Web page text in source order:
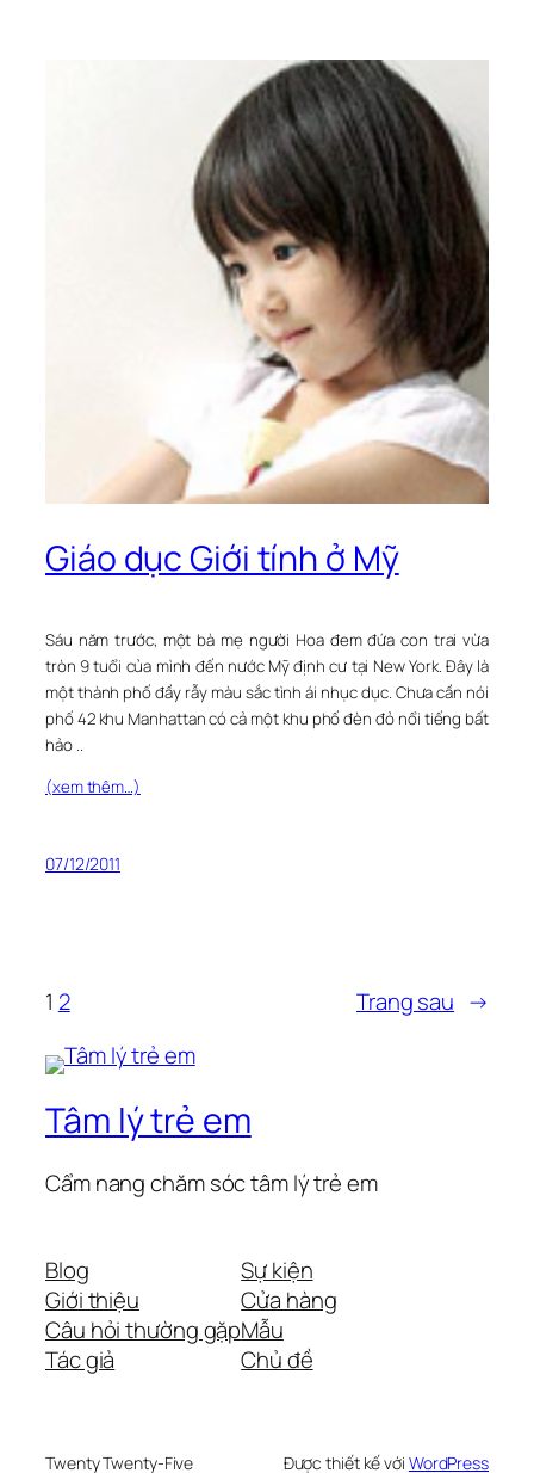
Giáo dục Giới tính ở Mỹ
Sáu năm trước, một bà mẹ người Hoa đem đứa con trai vừa
tròn 9 tuổi của mình đến nước Mỹ định cư tại New York. Đây là
một thành phố đầy rẫy màu sắc tình ái nhục dục. Chưa cần nói
phố 42 khu Manhattan có cả một khu phố đèn đỏ nổi tiếng bất
hảo ..
(xem thêm…)
07/12/2011
1 2 Trang sau →
Tâm lý trẻ em
Cẩm nang chăm sóc tâm lý trẻ em
Blog
Giới thiệu
Câu hỏi thường gặp
Tác giả
Sự kiện
Cửa hàng
Mẫu
Chủ đề
Twenty Twenty-Five Được thiết kế với WordPress